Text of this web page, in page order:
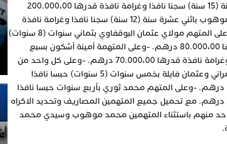
محمد الوردي بخمس عشرة سنة (15 سنة) سجنا نافذا وغرامة نافذة قدرها 200.000،00
درهم. -وعلى المتهم محمد موهوب باثني عشرة سنة (12 سنة) سجنا نافذا وغرامة نافذة
قدرها 120.000،00 درهم. -وعلى المتهم مولاي عثمان البوقفاوي بثماني سنوات (8 سنوات)
سجنا نافذا وغرامة نافذة قدرها 80.000،00 درهم. -وعلى المتهمة أمينة أشكون بسبع
سنوات (7 سنوات) سجنا نافذا وغرامة نافذة قدرها 70.000،00 درهم. -وعلى كل واحد من
المتهمين مولاي هشام البوعمراني وعثمان فايلة بخمس سنوات (5 سنوات) حبسا نافذا
وغرامة نافذة قدرها 3000،00 درهم. -وعلى المتهم محمد ثوري بأربع سنوات حبسا نافذا
وغرامة نافذة قدرها 2000،00 درهم. مع تحميل جميع المتهمين المصاريف وتحديد الاكراه
منهم باستثناء المتهمين محمد موهوب وسيدي محمد